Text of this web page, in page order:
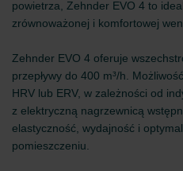
powietrza, Zehnder EVO 4 to
zrównoważonej i komfortowej
Zehnder EVO 4 oferuje
przepływy do 400 m³/h.
HRV lub ERV, w zależności od
z elektryczną nagrzewnicą
elastyczność, wydajność i
pomieszczeniu.